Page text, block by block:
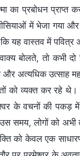
का प्रबोधन
में भेजा गया और
वास्तव में पवित्र
बोलते, तो कभी
और अत्यधिक उत्साह
को व्यक्त कर रहे
के वचनों की पकड़
समय, लोगों को अभी
को केवल एक साधारण